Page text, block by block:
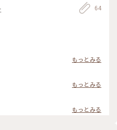
64
もっとみる
もっとみる
もっとみる